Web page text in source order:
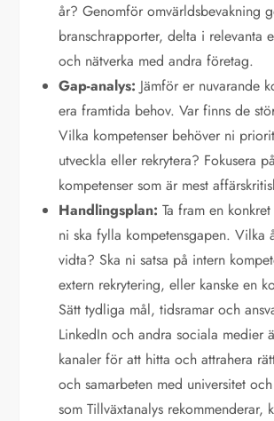
år? Genomför omvärldsbevakning
branschrapporter, delta i relevanta
och nätverka med andra företag.
Gap-analys: Jämför er nuvarande
era framtida behov. Var finns de
Vilka kompetenser behöver ni
utveckla eller rekrytera? Fokusera
kompetenser som är mest
Handlingsplan: Ta fram en
ni ska fylla kompetensgapen. Vilka
vidta? Ska ni satsa på intern
extern rekrytering, eller kanske en
Sätt tydliga mål, tidsramar och
LinkedIn och andra sociala medier
kanaler för att hitta och attrahera
och samarbeten med universitet
som Tillväxtanalys rekommenderar,